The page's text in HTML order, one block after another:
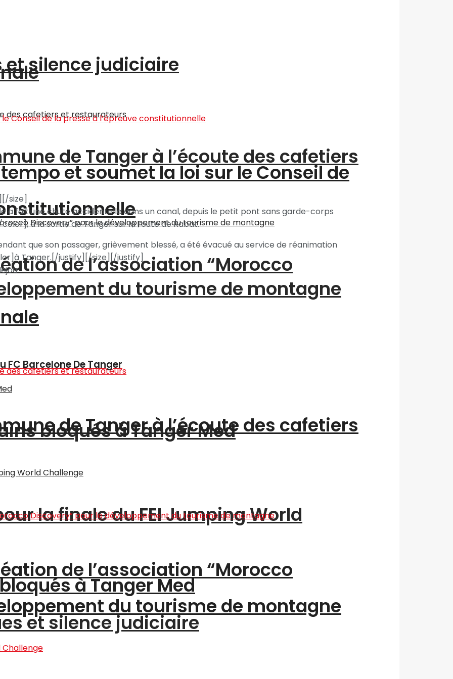
de Tanger à l’écoute des cafetiers
de l’association “Morocco
du tourisme de montagne
bloqués à Tanger Med
la finale du FEI Jumping World
et silence judiciaire
silence judiciaire
et soumet la loi sur le Conseil de
de Tanger à l’écoute des cafetiers
de l’association “Morocco
du tourisme de montagne
size]
a fait une chute accidentelle dans un canal, depuis le petit pont sans garde-corps
à la sortie de Tanger sur la route de Rabat.
que son passager, grièvement blessé, a été évacué au service de réanimation
Tanger.[/justify][/size][/justify]
FC Barcelone De Tanger
à Tanger Med